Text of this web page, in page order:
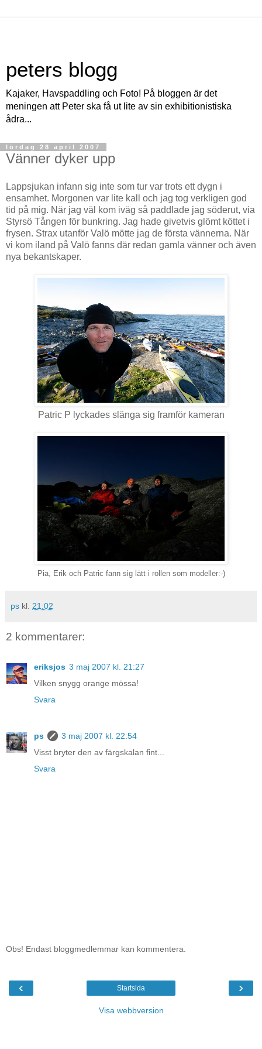
peters blogg
Kajaker, Havspaddling och Foto! På bloggen är det
meningen att Peter ska få ut lite av sin exhibitionistiska
ådra...
lördag 28 april 2007
Vänner dyker upp
Lappsjukan infann sig inte som tur var trots ett dygn i
ensamhet. Morgonen var lite kall och jag tog verkligen god
tid på mig. När jag väl kom iväg så paddlade jag söderut, via
Styrsö Tången för bunkring. Jag hade givetvis glömt köttet i
frysen. Strax utanför Valö mötte jag de första vännerna. När
vi kom iland på Valö fanns där redan gamla vänner och även
nya bekantskaper.
Patric P lyckades slänga sig framför kameran
Pia, Erik och Patric fann sig lätt i rollen som modeller:-)
ps kl. 21:02
2 kommentarer:
eriksjos 3 maj 2007 kl. 21:27
Vilken snygg orange mössa!
Svara
ps
3 maj 2007 kl. 22:54
Visst bryter den av färgskalan fint...
Svara
Obs! Endast bloggmedlemmar kan kommentera.
‹ ›
Startsida
Visa webbversion